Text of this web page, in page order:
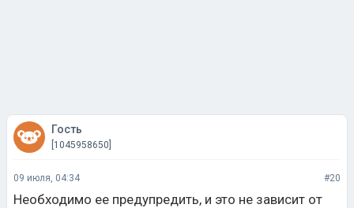
Гость
[1045958650]
09 июля, 04:34 #20
Необходимо ее предупредить, и это не зависит от